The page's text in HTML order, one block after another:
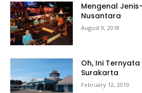
Mengenal
Nusantara
August 9, 2018
Oh, Ini
Surakarta
February 12, 2019